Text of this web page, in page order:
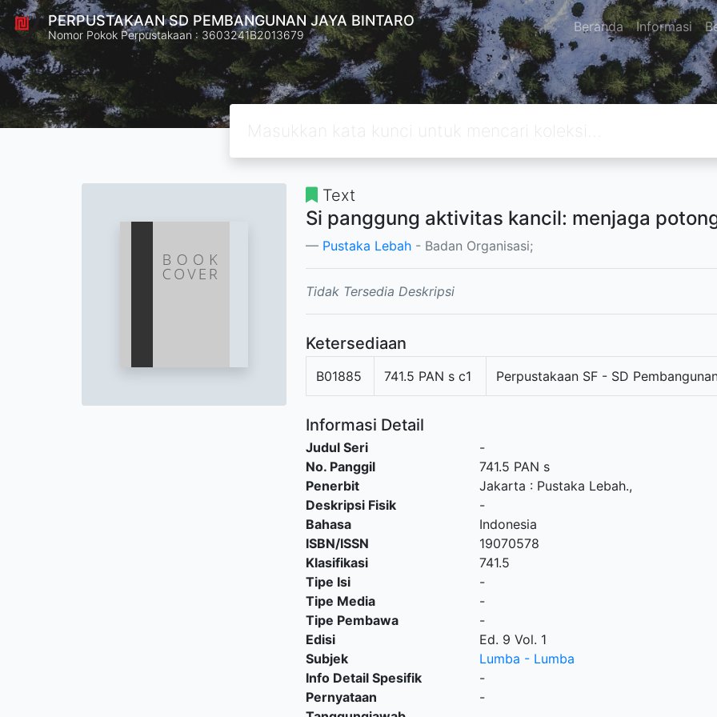
PERPUSTAKAAN SD PEMBANGUNAN JAYA BINTARO
Nomor Pokok Perpustakaan : 3603241B2013679 Beranda Informasi
Text
Si panggung aktivitas kancil: menjaga
Pustaka Lebah - Badan Organisasi;
Tidak Tersedia Deskripsi
Ketersediaan
B01885 741.5 PAN s c1 Perpustakaan SF - SD
Informasi Detail
Judul Seri
-
No. Panggil
741.5 PAN s
Penerbit
Jakarta : Pustaka Lebah.,
Deskripsi Fisik
-
Bahasa
Indonesia
ISBN/ISSN
19070578
Klasifikasi
741.5
Tipe Isi
-
Tipe Media
-
Tipe Pembawa
-
Edisi
Ed. 9 Vol. 1
Subjek
Lumba - Lumba
Info Detail Spesifik
-
Pernyataan
-